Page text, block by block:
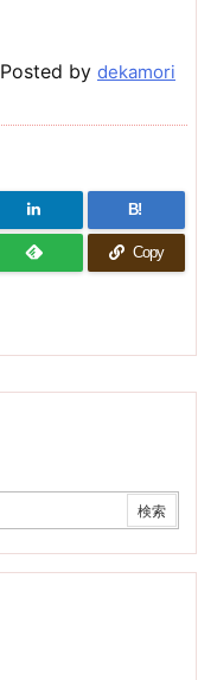
Posted by dekamori
B!
Copy